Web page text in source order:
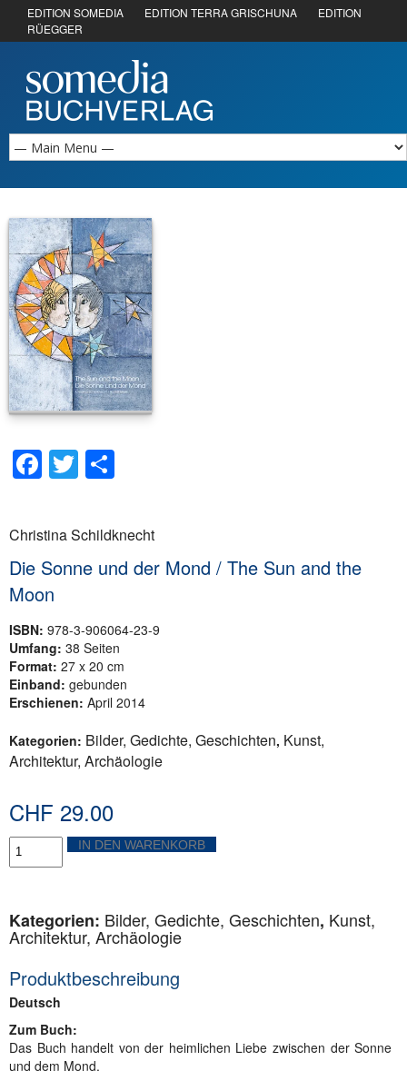
EDITION SOMEDIA EDITION TERRA GRISCHUNA
EDITION
RÜEGGER
Facebook
Twitter
Christina Schildknecht
Die Sonne und der Mond / The Sun and the
Moon
ISBN: 978-3-906064-23-9
Umfang: 38 Seiten
Format: 27 x 20 cm
Einband: gebunden
Erschienen: April 2014
Kategorien: Bilder, Gedichte, Geschichten, Kunst,
Architektur, Archäologie
CHF 29.00
Die
Sonne
und
Mond
/
The
and
the
Moon
Menge
IN DEN WARENKORB
Kategorien: Bilder, Gedichte, Geschichten, Kunst,
Architektur, Archäologie
Produktbeschreibung
Deutsch
Zum Buch:
Das Buch handelt von der heimlichen Liebe zwischen der Sonne
und dem Mond.